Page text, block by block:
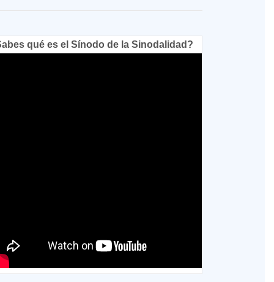
qué es el Sínodo de la Sinodalidad?